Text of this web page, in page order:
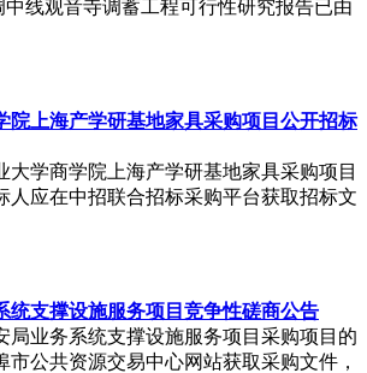
中线观音寺调蓄工程可行性研究报告已由
院上海产学研基地家具采购项目公开招标
大学商学院上海产学研基地家具采购项目
人应在中招联合招标采购平台获取招标文
统支撑设施服务项目竞争性磋商公告
局业务系统支撑设施服务项目采购项目的
市公共资源交易中心网站获取采购文件，